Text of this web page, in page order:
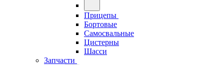
Прицепы
Бортовые
Самосвальные
Цистерны
Шасси
Запчасти